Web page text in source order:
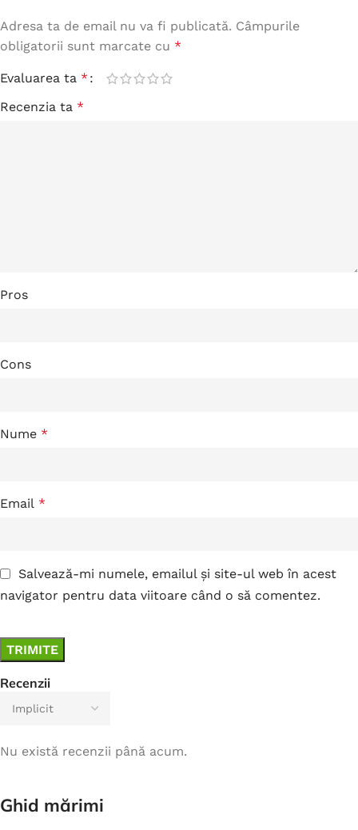
Recenzii
Nu există recenzii până acum.
Adresa ta de email nu va fi publicată. Câmpurile
obligatorii sunt marcate cu *
Evaluarea ta *
Recenzia ta *
Pros
Cons
Nume *
Email *
Salvează-mi numele, emailul și site-ul web în acest
navigator pentru data viitoare când o să comentez.
Ghid mărimi